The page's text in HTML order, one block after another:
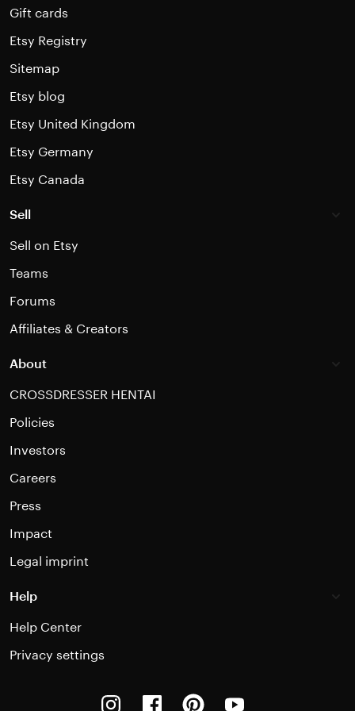
Gift cards
Etsy Registry
Sitemap
Etsy blog
Etsy United Kingdom
Etsy Germany
Etsy Canada
Sell
Sell on Etsy
Teams
Forums
Affiliates & Creators
About
CROSSDRESSER HENTAI
Policies
Investors
Careers
Press
Impact
Legal imprint
Help
Help Center
Privacy settings
InstagramFacebookPinterest